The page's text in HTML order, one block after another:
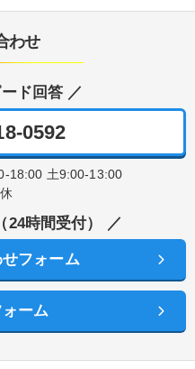
わせ
ド回答 ／
0592
18:00 土9:00-13:00
24時間受付） ／
フォーム
ーム